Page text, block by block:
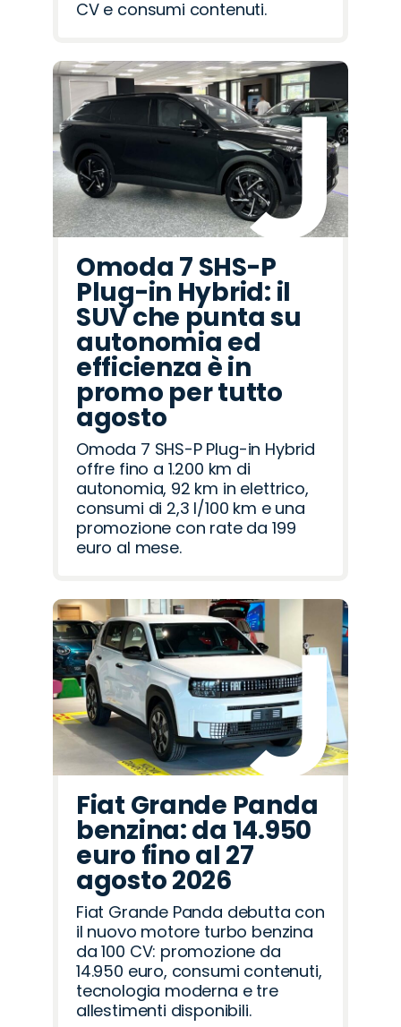
CV e consumi contenuti.
Omoda 7 SHS-P
Plug-in Hybrid: il
SUV che punta su
autonomia ed
efficienza è in
promo per tutto
agosto
Omoda 7 SHS-P Plug-in Hybrid
offre fino a 1.200 km di
autonomia, 92 km in elettrico,
consumi di 2,3 l/100 km e una
promozione con rate da 199
euro al mese.
Fiat Grande Panda
benzina: da 14.950
euro fino al 27
agosto 2026
Fiat Grande Panda debutta con
il nuovo motore turbo benzina
da 100 CV: promozione da
14.950 euro, consumi contenuti,
tecnologia moderna e tre
allestimenti disponibili.